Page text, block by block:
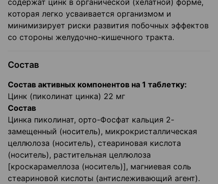
содержат цинк в органической (хелатной) форме,
которая легко усваивается организмом и
минимизирует риски развития побочных эффектов
со стороны желудочно-кишечного тракта.
Состав
Состав активных компонентов на 1 таблетку:
Цинк (пиколинат цинка) 22 мг
Состав
Цинка пиколинат, орто-Фосфат кальция 2-
замещенный (носитель), микрокристаллическая
целлюлоза (носитель), стеариновая кислота
(носитель), растительная целлюлоза
[кроскарамеллоза (носитель)], магниевая соль
стеариновой кислоты (антислеживающий агент).